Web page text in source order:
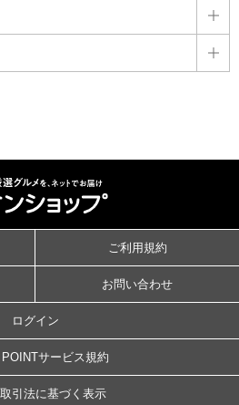
詳
詳
ご利用規約
お問い合わせ
ログイン
サービス規約
引法に基づく表示